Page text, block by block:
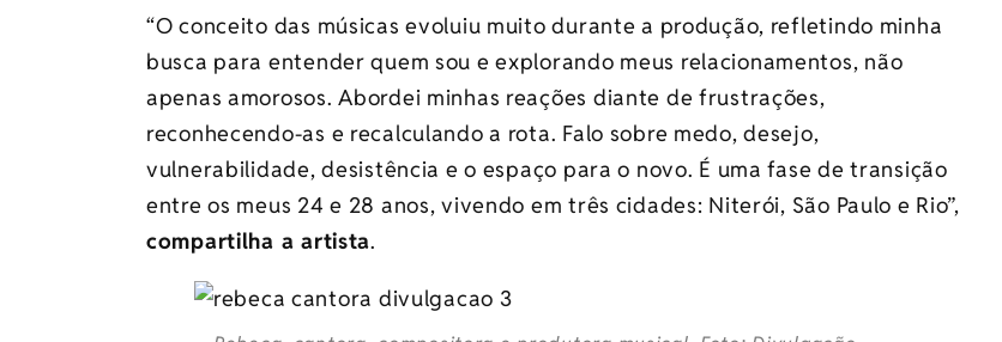
“O conceito das músicas evoluiu muito durante a produção, refletindo minha
busca para entender quem sou e explorando meus relacionamentos, não
apenas amorosos. Abordei minhas reações diante de frustrações,
reconhecendo-as e recalculando a rota. Falo sobre medo, desejo,
vulnerabilidade, desistência e o espaço para o novo. É uma fase de transição
entre os meus 24 e 28 anos, vivendo em três cidades: Niterói, São Paulo e Rio”,
compartilha a artista.